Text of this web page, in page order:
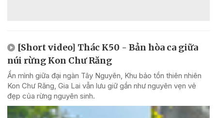
[Short video] Thác K50 - Bản hòa ca giữa
núi rừng Kon Chư Răng
Ẩn mình giữa đại ngàn Tây Nguyên, Khu bảo tồn thiên nhiên
Kon Chư Răng, Gia Lai vẫn lưu giữ gần như nguyên vẹn vẻ
đẹp của rừng nguyên sinh.